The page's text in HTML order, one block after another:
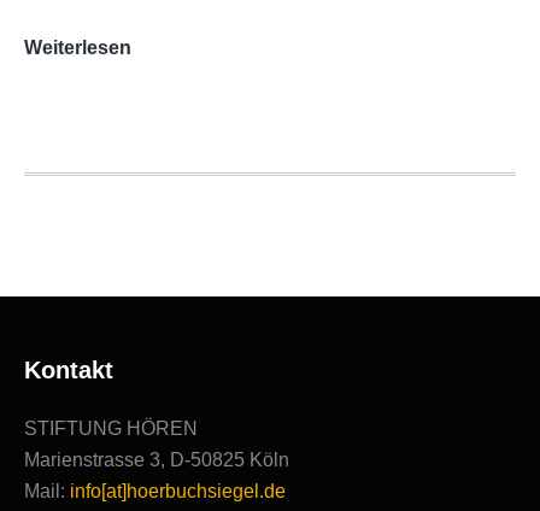
Weiterlesen
Ausgezeichnete
Kontakt
STIFTUNG HÖREN
Marienstrasse 3, D-50825 Köln
Mail: info[at]hoerbuchsiegel.de